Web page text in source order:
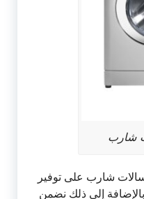
شارب
شارب على توفير
إلى ذلك نضمن